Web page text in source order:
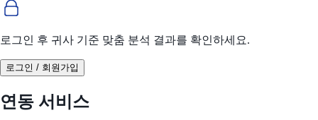
로그인 후 귀사 기준 맞춤 분석 결과를 확인하세요.
로그인 / 회원가입
연동 서비스